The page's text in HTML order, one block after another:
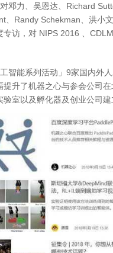
邓力、吴恩达、Richard
、Randy Schekman、洪小
专访，对 NIPS 2016 、
智能系列活动」9家国内外
提升了机器之心与参会公司
验室以及孵化器及创业公司